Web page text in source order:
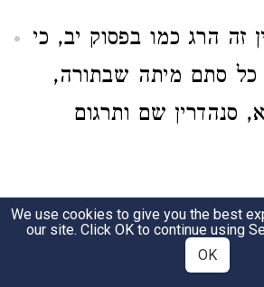
זה הרג כמו בפסוק יב, כי
כל סתם מיתה שבתורה,
סנהדרין שם ותרגום
21:16
We use cookies to give you the best
our site. Click OK to continue using
OK